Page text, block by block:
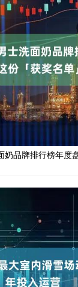
奶品牌排行榜年度